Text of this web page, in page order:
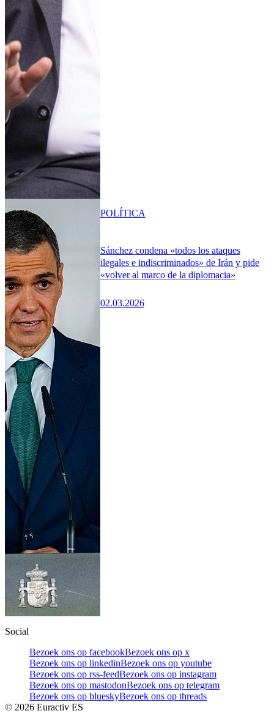
Sánchez condena «todos los ataques
ilegales e indiscriminados» de Irán y pide
«volver al marco de la diplomacia»
02.03.2026
POLÍTICA
Social
Bezoek ons op facebookBezoek ons op x
Bezoek ons op linkedinBezoek ons op youtube
Bezoek ons op rss-feedBezoek ons op instagram
Bezoek ons op mastodonBezoek ons op telegram
Bezoek ons op blueskyBezoek ons op threads
© 2026 Euractiv ES